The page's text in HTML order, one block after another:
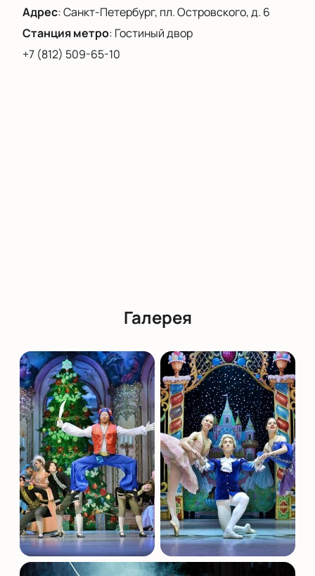
Адрес:Санкт-Петербург, пл. Островского, д. 6
Станция метро: Гостиный двор
+7 (812) 509-65-10
Галерея